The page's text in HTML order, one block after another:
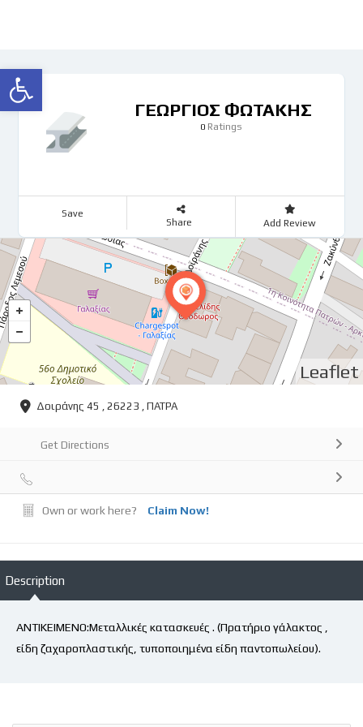
Ανοίξτε τη γραμμή εργαλείων
ΓΕΩΡΓΙΟΣ ΦΩΤΑΚΗΣ
0Ratings
Save
Share Add Review
Leaflet
Δοιράνης 45 , 26223 , ΠΑΤΡΑ
Get Directions
Own or work here? Claim Now!
Description
ΑΝΤΙΚΕΙΜΕΝΟ:Μεταλλικές κατασκευές . (Πρατήριο γάλακτος ,
είδη ζαχαροπλαστικής, τυποποιημένα είδη παντοπωλείου).